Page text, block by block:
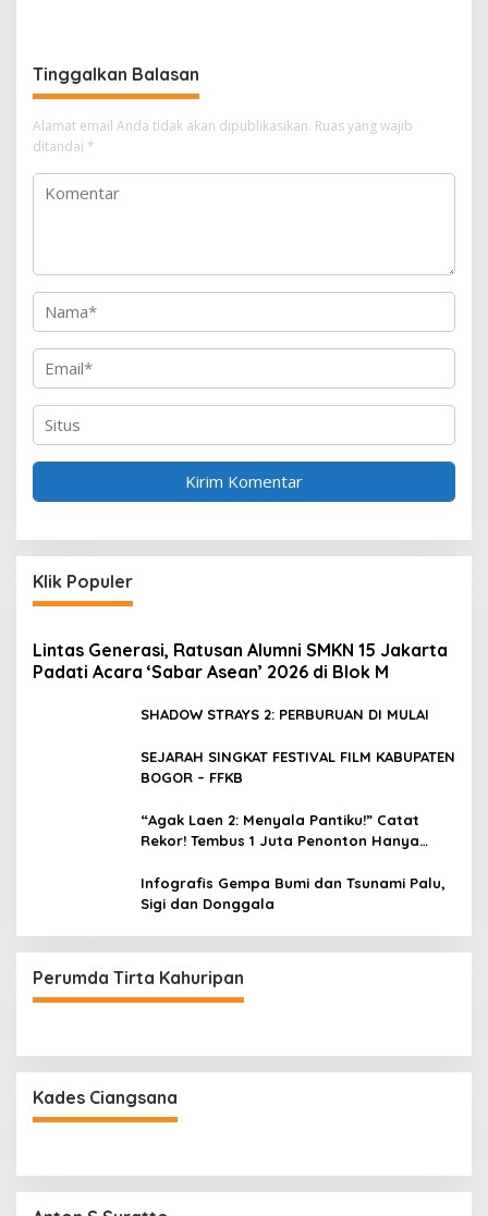
s
i
p
o
s
Tinggalkan Balasan
Alamat email Anda tidak akan dipublikasikan. Ruas yang wajib
ditandai *
Klik Populer
Lintas Generasi, Ratusan Alumni SMKN 15 Jakarta
Padati Acara ‘Sabar Asean’ 2026 di Blok M
SHADOW STRAYS 2: PERBURUAN DI MULAI
SEJARAH SINGKAT FESTIVAL FILM KABUPATEN
BOGOR – FFKB
“Agak Laen 2: Menyala Pantiku!” Catat
Rekor! Tembus 1 Juta Penonton Hanya
Infografis Gempa Bumi dan Tsunami Palu,
Sigi dan Donggala
Perumda Tirta Kahuripan
Kades Ciangsana